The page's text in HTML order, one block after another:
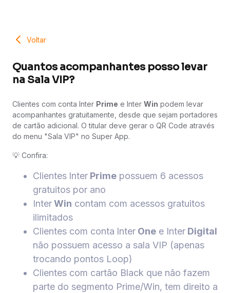
Voltar
Quantos acompanhantes posso levar
na Sala VIP?
Clientes com conta Inter Prime e Inter Win podem levar
acompanhantes gratuitamente, desde que sejam portadores
de cartão adicional. O titular deve gerar o QR Code através
do menu "Sala VIP" no Super App.
💡 Confira:
Clientes Inter Prime possuem 6 acessos
gratuitos por ano
InterWin contam com acessos gratuitos
ilimitados
Clientes com conta Inter One e Inter Digital
não possuem acesso a sala VIP (apenas
trocando pontos Loop)
Clientes com cartão Black que não fazem
parte do segmento Prime/Win, tem direito a